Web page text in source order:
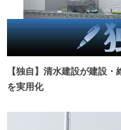
【独自】清水建設が建設
を実用化